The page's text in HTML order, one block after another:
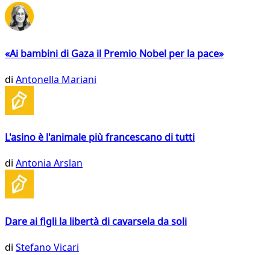
«Ai bambini di Gaza il Premio Nobel per la pace»
di Antonella Mariani
L'asino è l'animale più francescano di tutti
di Antonia Arslan
Dare ai figli la libertà di cavarsela da soli
di Stefano Vicari